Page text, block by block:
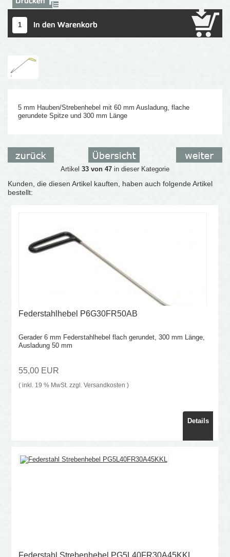
5 mm Hauben/Strebenhebel mit 60 mm Ausladung, flache
gerundete Spitze und 300 mm Länge
Artikel 33 von 47in dieser Kategorie
Kunden, die diesen Artikel kauften, haben auch folgende Artikel
bestellt:
Federstahlhebel P6G30FR50AB
Gerader 6 mm Federstahlhebel flach gerundet, 300 mm Länge,
Ausladung 50 mm
55,00 EUR
( inkl. 19 % MwSt. zzgl. Versandkosten )
Details